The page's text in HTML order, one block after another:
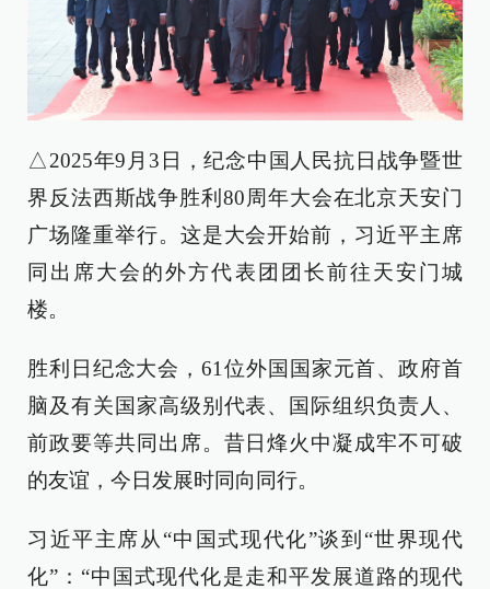
△2025年9月3日，纪念中国人民抗日战争暨世
界反法西斯战争胜利80周年大会在北京天安门
广场隆重举行。这是大会开始前，习近平主席
同出席大会的外方代表团团长前往天安门城
楼。
胜利日纪念大会，61位外国国家元首、政府首
脑及有关国家高级别代表、国际组织负责人、
前政要等共同出席。昔日烽火中凝成牢不可破
的友谊，今日发展时同向同行。
习近平主席从“中国式现代化”谈到“世界现代
化”：“中国式现代化是走和平发展道路的现代